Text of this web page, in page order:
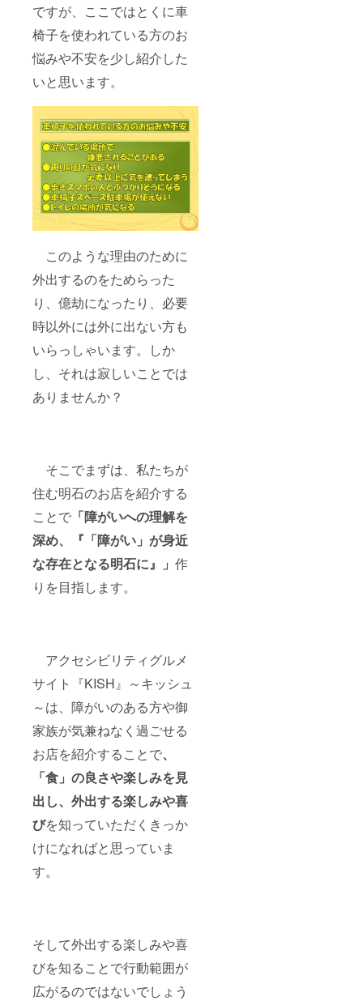
ですが、ここではとくに車
椅子を使われている方のお
悩みや不安を少し紹介した
いと思います。
このような理由のために
外出するのをためらった
り、億劫になったり、必要
時以外には外に出ない方も
いらっしゃいます。しか
し、それは寂しいことでは
ありませんか？
そこでまずは、私たちが
住む明石のお店を紹介する
ことで 「障がいへの理解を
深め、『「障がい」が身近
な存在となる明石に』
」 作
りを目指します。
アクセシビリティグルメ
サイト『KISH』～キッシュ
～は、障がいのある方や御
家族が気兼ねなく過ごせる
お店を紹介することで、
「食」の良さや楽しみを見
出し、外出する楽しみや喜
びを知っていただくきっか
けになればと思っていま
す。
そして外出する楽しみや喜
びを知ることで行動範囲が
広がるのではないでしょう